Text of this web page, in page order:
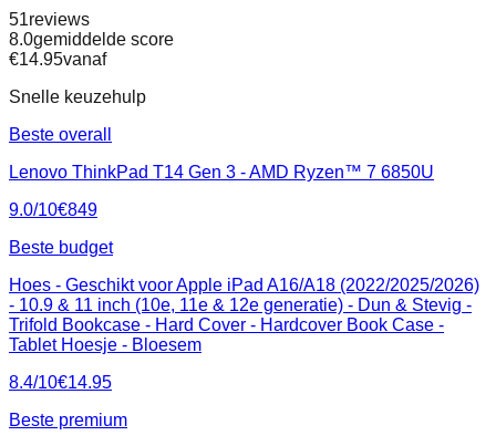
51reviews
8.0gemiddelde score
€14.95vanaf
Snelle keuzehulp
Beste overall
Lenovo ThinkPad T14 Gen 3 - AMD Ryzen™ 7 6850U
9.0/10€849
Beste budget
Hoes - Geschikt voor Apple iPad A16/A18 (2022/2025/2026)
- 10.9 & 11 inch (10e, 11e & 12e generatie) - Dun & Stevig -
Trifold Bookcase - Hard Cover - Hardcover Book Case -
Tablet Hoesje - Bloesem
8.4/10€14.95
Beste premium